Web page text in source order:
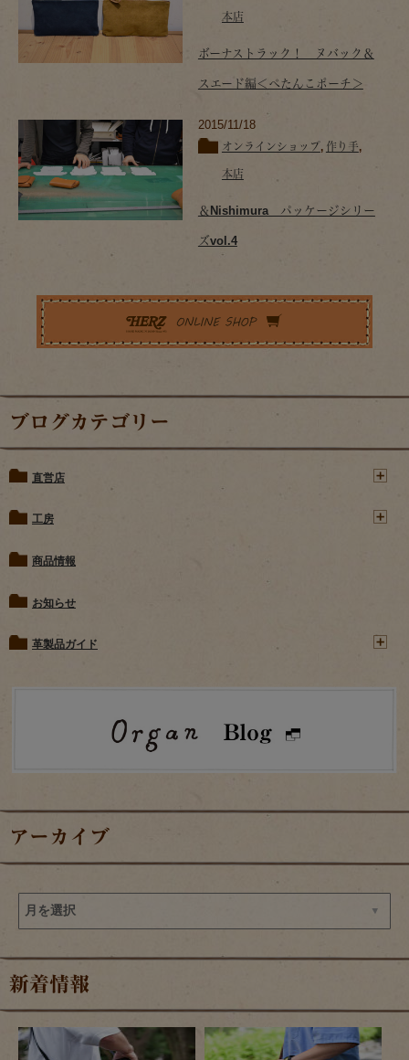
本店
ボーナストラック！ ヌバック＆
スエード編＜ぺたんこポーチ＞
2015/11/18
オンラインショップ, 作り手,
本店
＆Nishimura パッケージシリー
ズvol.4
ブログカテゴリー
直営店
工房
商品情報
お知らせ
革製品ガイド
アーカイブ
新着情報